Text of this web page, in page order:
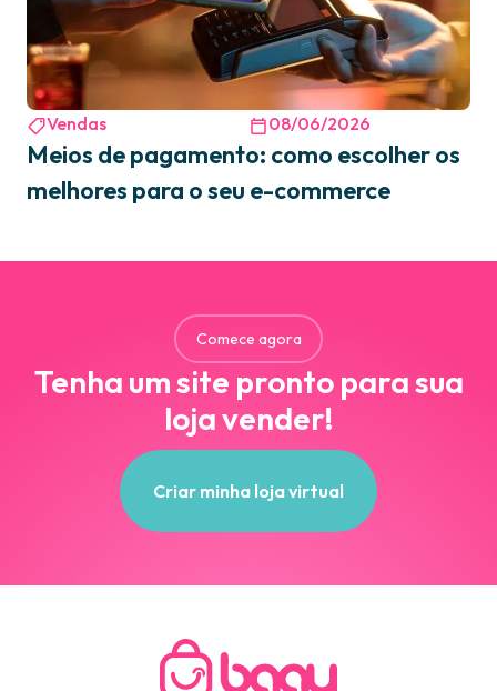
Vendas 08/06/2026
Meios de pagamento: como escolher os
melhores para o seu e-commerce
Comece agora
Tenha um site pronto para sua
loja vender!
Criar minha loja virtual